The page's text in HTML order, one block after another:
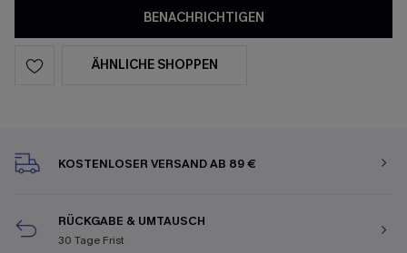
BENACHRICHTIGEN
ÄHNLICHE SHOPPEN
KOSTENLOSER VERSAND AB 89 €
RÜCKGABE & UMTAUSCH
30 Tage Frist